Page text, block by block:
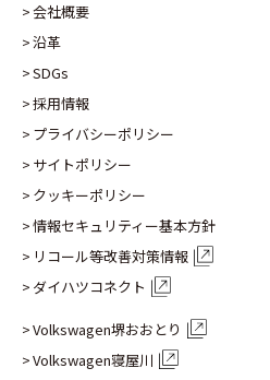
会社概要
沿革
SDGs
採用情報
プライバシーポリシー
サイトポリシー
クッキーポリシー
情報セキュリティー基本方針
リコール等改善対策情報
ダイハツコネクト
Volkswagen堺おおとり
Volkswagen寝屋川